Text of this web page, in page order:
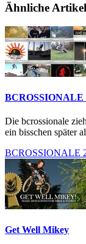
Ähnliche Artikel
BCROSSIONALE
Die bcrossionale
ein bisschen später
BCROSSIONALE
Get Well Mikey